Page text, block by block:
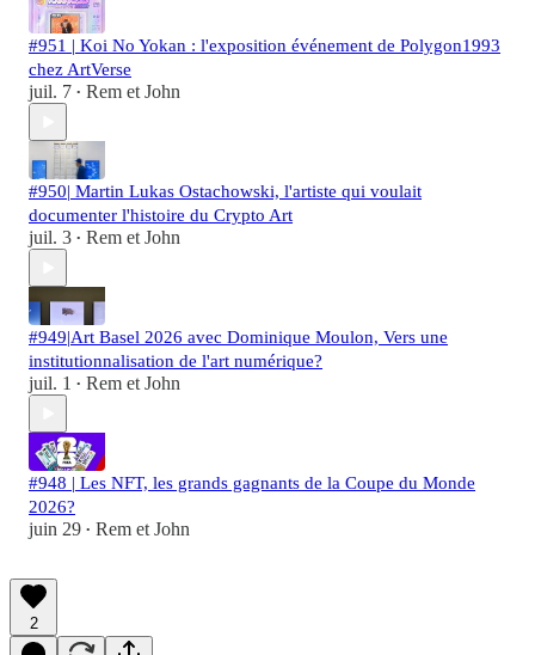
#951 | Koi No Yokan : l'exposition événement de Polygon1993
chez ArtVerse
juil. 7 • Rem et John
#950| Martin Lukas Ostachowski, l'artiste qui voulait
documenter l'histoire du Crypto Art
juil. 3 • Rem et John
#949|Art Basel 2026 avec Dominique Moulon, Vers une
institutionnalisation de l'art numérique?
juil. 1 • Rem et John
#948 | Les NFT, les grands gagnants de la Coupe du Monde
2026?
juin 29 • Rem et John
2